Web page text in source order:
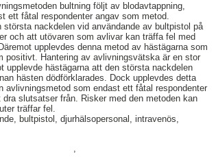
bultning följt av blodavtappning,
ett fåtal respondenter angav som metod.
största nackdelen vid användande av bultpistol på
och att utövaren som avlivar kan träffa fel med
upplevdes denna metod av hästägarna som
Hantering av avlivningsvätska är en stor
upplevde hästägarna att den största nackdelen
hästen dödförklarades. Dock upplevdes detta
som endast ett fåtal respondenter
slutsatser från. Risker med den metoden kan
träffar fel.
bultpistol, djurhälsopersonal, intravenös,